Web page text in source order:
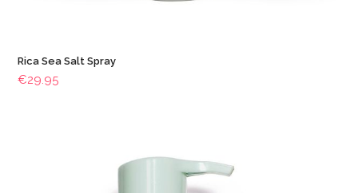
Rica Sea Salt Spray
€29.95